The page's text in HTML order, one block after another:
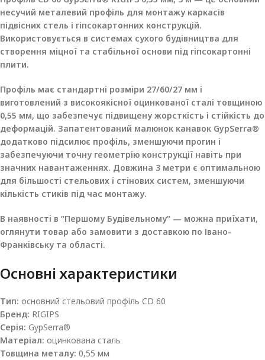
несучий металевий профіль для монтажу каркасів
підвісних стель і гіпсокартонних конструкцій.
Використовується в системах сухого будівництва для
створення міцної та стабільної основи під гіпсокартонні
плити.
Профіль має стандартні розміри 27/60/27 мм і
виготовлений з високоякісної оцинкованої сталі товщиною
0,55 мм, що забезпечує підвищену жорсткість і стійкість до
деформацій. Запатентований малюнок канавок GypSerra®
додатково підсилює профіль, зменшуючи прогин і
забезпечуючи точну геометрію конструкції навіть при
значних навантаженнях. Довжина 3 метри є оптимальною
для більшості стельових і стінових систем, зменшуючи
кількість стиків під час монтажу.
В наявності в “Першому Будівельному” — можна приїхати,
оглянути товар або замовити з доставкою по Івано-
Франківську та області.
Основні характеристики
Тип: основний стельовий профіль CD 60
Бренд: RIGIPS
Серія: GypSerra®
Матеріал: оцинкована сталь
Товщина металу: 0,55 мм